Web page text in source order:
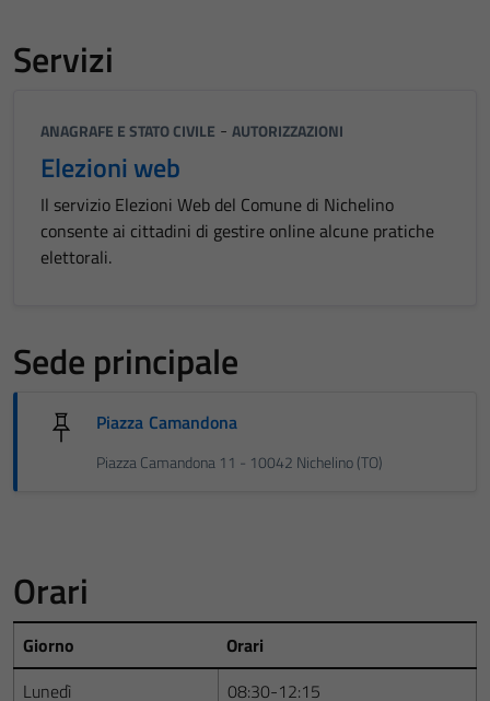
Servizi
ANAGRAFE E STATO CIVILE - AUTORIZZAZIONI
Elezioni web
Il servizio Elezioni Web del Comune di Nichelino
consente ai cittadini di gestire online alcune pratiche
elettorali.
Sede principale
Piazza Camandona
Piazza Camandona 11 - 10042 Nichelino (TO)
Orari
Giorno
Orari
Lunedì
08:30-12:15